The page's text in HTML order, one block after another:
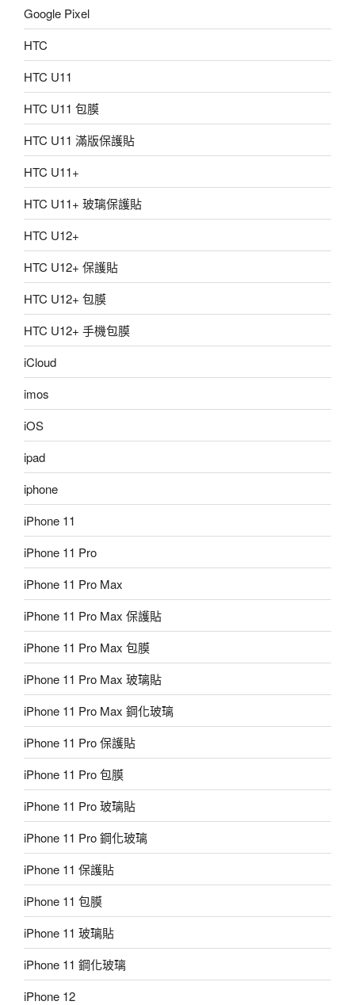
Google Pixel
HTC
HTC U11
HTC U11 包膜
HTC U11 滿版保護貼
HTC U11+
HTC U11+ 玻璃保護貼
HTC U12+
HTC U12+ 保護貼
HTC U12+ 包膜
HTC U12+ 手機包膜
iCloud
imos
iOS
ipad
iphone
iPhone 11
iPhone 11 Pro
iPhone 11 Pro Max
iPhone 11 Pro Max 保護貼
iPhone 11 Pro Max 包膜
iPhone 11 Pro Max 玻璃貼
iPhone 11 Pro Max 鋼化玻璃
iPhone 11 Pro 保護貼
iPhone 11 Pro 包膜
iPhone 11 Pro 玻璃貼
iPhone 11 Pro 鋼化玻璃
iPhone 11 保護貼
iPhone 11 包膜
iPhone 11 玻璃貼
iPhone 11 鋼化玻璃
iPhone 12